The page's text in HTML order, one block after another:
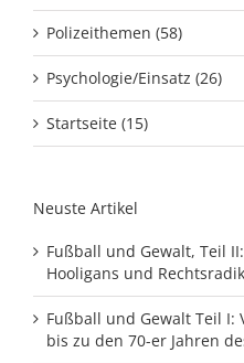
Polizeithemen (58)
Psychologie/Einsatz (26)
Startseite (15)
Neuste Artikel
Fußball und Gewalt, Teil
Hooligans und
Fußball und Gewalt Teil
bis zu den 70-er Jahren